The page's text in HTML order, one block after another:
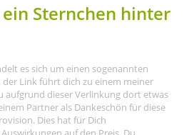
Sternchen hinter
es sich um einen sogenannten
Link führt dich zu einem meiner
aufgrund dieser Verlinkung dort etwas
Partner als Dankeschön für diese
Dies hat für Dich